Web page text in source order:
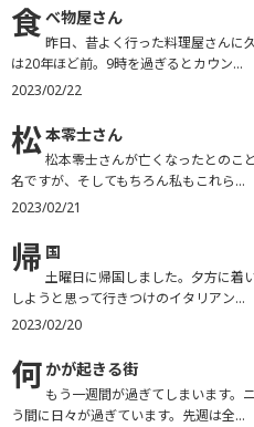
食べ物屋さん
昨日、昔よく行った料理屋さんに
は20年ほど前。9時を過ぎるとカウン...
2023/02/22
松本零士さん
松本零士さんが亡くなったとのこ
名ですが、そしてもちろん私もこれら...
2023/02/21
帰 国
土曜日に帰国しました。夕方に着
しようと思って行きつけのイタリアン...
2023/02/20
何 かが起きる街
もう一週間が過ぎてしまいます。
う間に日々が過ぎています。先週は全...